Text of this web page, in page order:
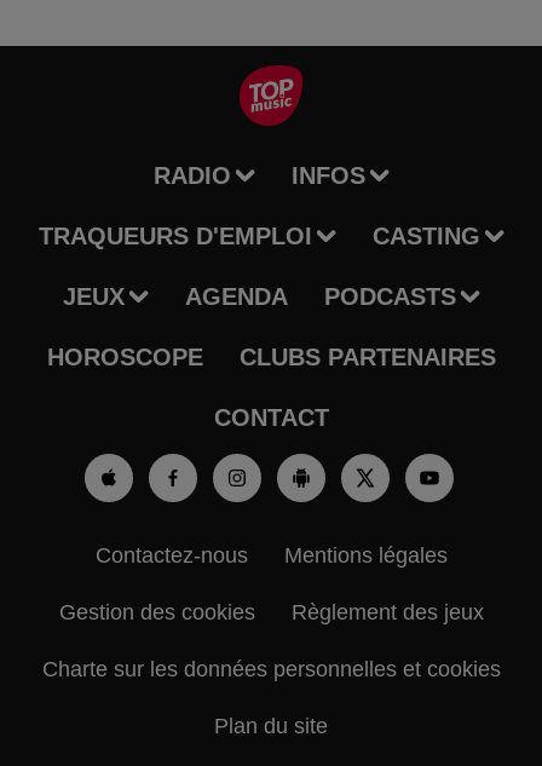
RADIO INFOS
TRAQUEURS D'EMPLOI CASTING
JEUX AGENDA PODCASTS
HOROSCOPE CLUBS PARTENAIRES
CONTACT
Contactez-nous Mentions légales
Gestion des cookies Règlement des jeux
Charte sur les données personnelles et cookies
Plan du site